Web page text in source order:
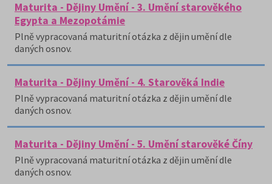
Maturita - Dějiny Umění - 3. Umění starověkého
Egypta a Mezopotámie
Plně vypracovaná maturitní otázka z dějin umění dle
daných osnov.
Maturita - Dějiny Umění - 4. Starověká Indie
Plně vypracovaná maturitní otázka z dějin umění dle
daných osnov.
Maturita - Dějiny Umění - 5. Umění starověké Číny
Plně vypracovaná maturitní otázka z dějin umění dle
daných osnov.